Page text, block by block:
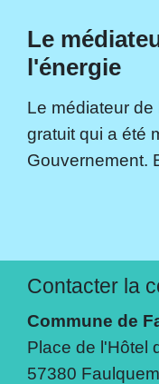
Le
l'énergie
Le médiateur
gratuit qui a été
Gouvernement.
Contacter la
Commune de
Place de l'Hôtel
57380